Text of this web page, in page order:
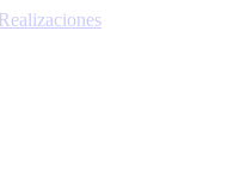
Realizaciones